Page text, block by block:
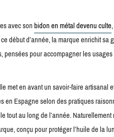
avec sonbidon en métal devenu culte
début d’année, la marque enrichit
pensées pour accompagner les
met en avant un savoir-faire
en Espagne selon des pratiques
tout au long de l’année.
conçu pour protéger l’huile de la